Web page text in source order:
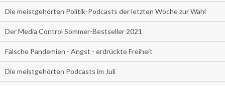
Die meistgehörten Politik-Podcasts der letzten Woche zur Wahl
Der Media Control Sommer-Bestseller 2021
Falsche Pandemien - Angst - erdrückte Freiheit
Die meistgehörten Podcasts im Juli